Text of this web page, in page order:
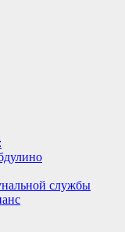
службы